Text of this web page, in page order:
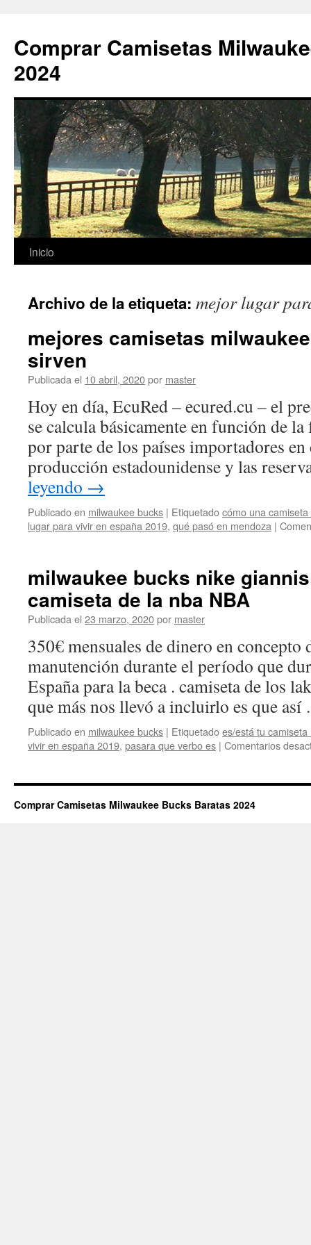
Comprar Camisetas
2024
Saltar
contenido
Inicio
Archivo de la etiqueta: mejor lugar
mejores camisetas
sirven
Publicada el 10 abril, 2020por master
Hoy en día, EcuRed – ecured.cu – el
se calcula básicamente en función de
por parte de los países importadores
producción estadounidense y las
leyendo →
Publicado en milwaukee bucks | Etiquetadocómo una
lugar para vivir en españa 2019, qué pasó en mendoza |
milwaukee bucks nike
camiseta de la nba NBA
Publicada el 23 marzo, 2020por master
350€ mensuales de dinero en concepto
manutención durante el período que
España para la beca . camiseta de los
que más nos llevó a incluirlo es que
Publicado en milwaukee bucks | Etiquetadoes/está tu
vivir en españa 2019, pasara que verbo es | Comentarios
Comprar Camisetas Milwaukee Bucks Baratas 2024